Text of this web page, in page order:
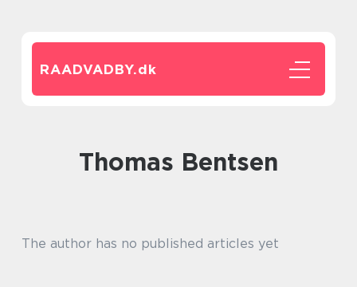
RAADVADBY.dk
Thomas Bentsen
The author has no published articles yet